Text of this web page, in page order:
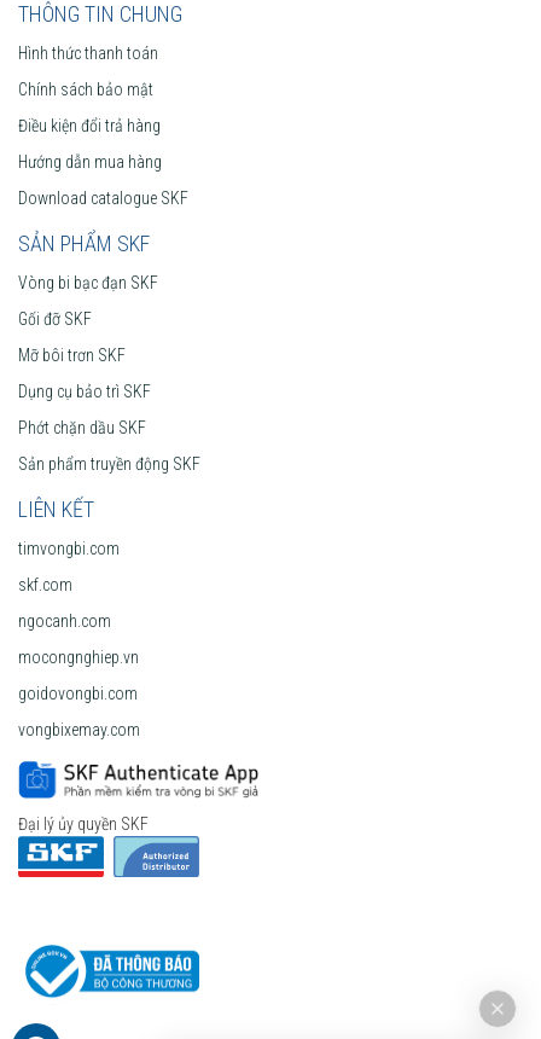
THÔNG TIN CHUNG
Hình thức thanh toán
Chính sách bảo mật
Điều kiện đổi trả hàng
Hướng dẫn mua hàng
Download catalogue SKF
SẢN PHẨM SKF
Vòng bi bạc đạn SKF
Gối đỡ SKF
Mỡ bôi trơn SKF
Dụng cụ bảo trì SKF
Phớt chặn dầu SKF
Sản phẩm truyền động SKF
LIÊN KẾT
timvongbi.com
skf.com
ngocanh.com
mocongnghiep.vn
goidovongbi.com
vongbixemay.com
Đại lý ủy quyền SKF